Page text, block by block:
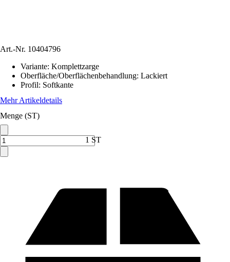
Art.-Nr. 10404796
Variante: Komplettzarge
Oberfläche/Oberflächenbehandlung: Lackiert
Profil: Softkante
Mehr Artikeldetails
Menge (ST)
1 ST